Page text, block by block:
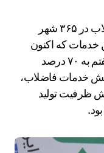
امینی با اشاره به پوشش خدمات فاضلاب در ۳۶۵ شهر
خدمات که اکنون
حدود ۶۵ درصد است، تا پایان برنامه هفتم به ۷۰ درصد
خدمات فاضلاب،
ظرفیت تولید